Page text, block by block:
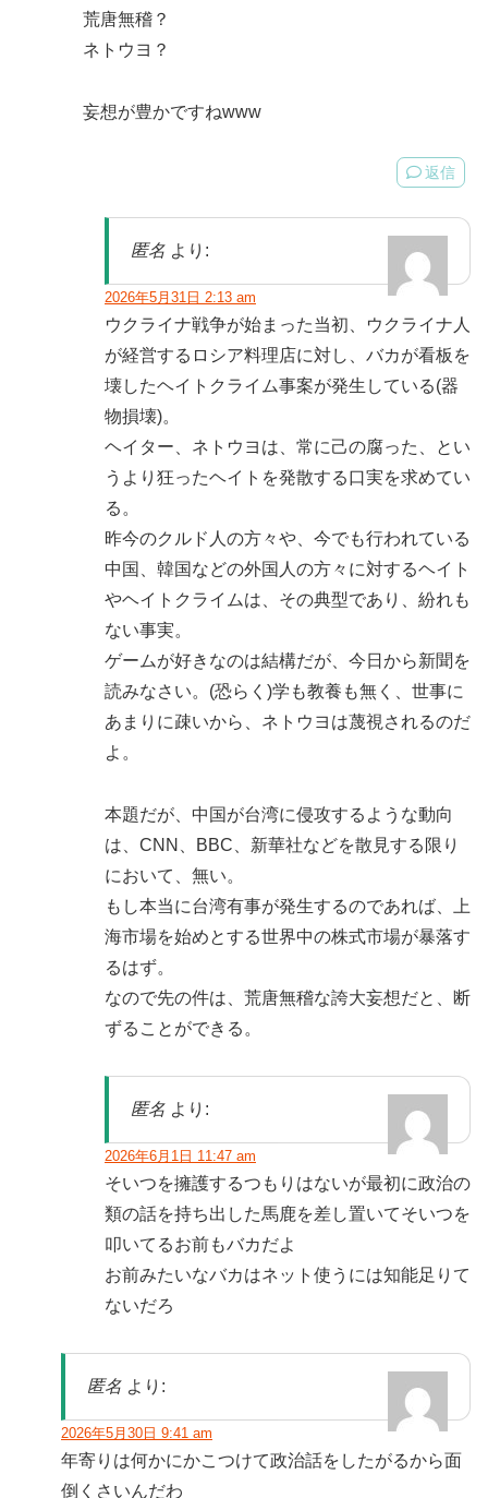
荒唐無稽？
ネトウヨ？
妄想が豊かですねwww
返信
匿名 より:
2026年5月31日 2:13 am
ウクライナ戦争が始まった当初、ウクライナ人
が経営するロシア料理店に対し、バカが看板を
壊したヘイトクライム事案が発生している(器
物損壊)。
ヘイター、ネトウヨは、常に己の腐った、とい
うより狂ったヘイトを発散する口実を求めてい
る。
昨今のクルド人の方々や、今でも行われている
中国、韓国などの外国人の方々に対するヘイト
やヘイトクライムは、その典型であり、紛れも
ない事実。
ゲームが好きなのは結構だが、今日から新聞を
読みなさい。(恐らく)学も教養も無く、世事に
あまりに疎いから、ネトウヨは蔑視されるのだ
よ。
本題だが、中国が台湾に侵攻するような動向
は、CNN、BBC、新華社などを散見する限り
において、無い。
もし本当に台湾有事が発生するのであれば、上
海市場を始めとする世界中の株式市場が暴落す
るはず。
なので先の件は、荒唐無稽な誇大妄想だと、断
ずることができる。
匿名 より:
2026年6月1日 11:47 am
そいつを擁護するつもりはないが最初に政治の
類の話を持ち出した馬鹿を差し置いてそいつを
叩いてるお前もバカだよ
お前みたいなバカはネット使うには知能足りて
ないだろ
匿名 より:
2026年5月30日 9:41 am
年寄りは何かにかこつけて政治話をしたがるから面
倒くさいんだわ